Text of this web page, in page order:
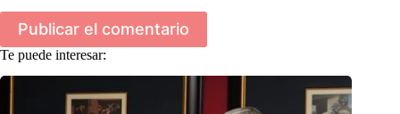
Publicar el comentario
Te puede interesar: